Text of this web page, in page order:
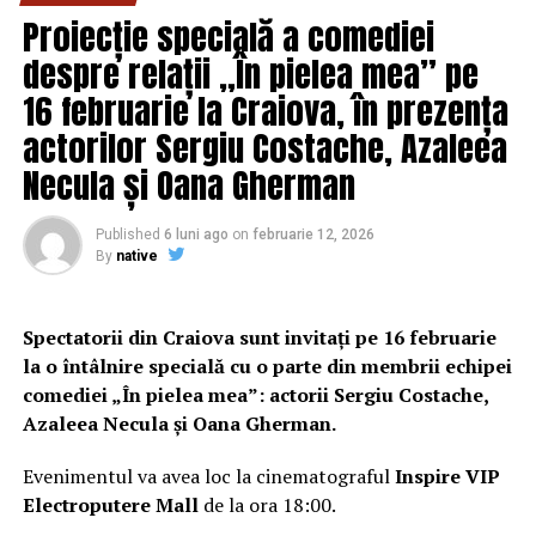
cine este. Când s-au cunoscut, el era un inginer sărac din
comuna Graţia, judeţul Teleorman, absolvent al
Facultatăţii de Transporturi din Bucureşti, rămas
repetent o dată.
Ea nu avea facultate, dar avea bani. Părinţii ei erau
legumicultori olteni din comuna Giuvărăşti.
Autoturismul Aro, pe care Liviu Dragnea l-a primit în
dar de la tata socru a figurat mulţi ani în declaraţia de
avere a politicianului.
obţinut-o, dar s-a lăsat cu un scandal de proporţii,
îngropat în cele din urmă, potrivit presei locale din
Teleorman, chiar de Liviu Dragnea. Aşadar, fosta soţie a
absolvit, după anul 2000, cursurile Universităţii fantomă
că a eliberat peste 15.000 de diploma false. Pe lista
beneficiarilor a apărut şi numele Bombonicăi Dragnea.
Proiecție specială a comediei
despre relații „În pielea mea” pe
16 februarie la Craiova, în prezența
actorilor Sergiu Costache, Azaleea
Necula și Oana Gherman
Published 6 luni ago on februarie 12, 2026
By native
Spectatorii din Craiova sunt invitați pe 16 februarie
la o întâlnire specială cu o parte din membrii echipei
comediei „În pielea mea”: actorii Sergiu Costache,
Azaleea Necula și Oana Gherman.
Evenimentul va avea loc la cinematografulInspire VIP
Electroputere Mall de la ora 18:00.